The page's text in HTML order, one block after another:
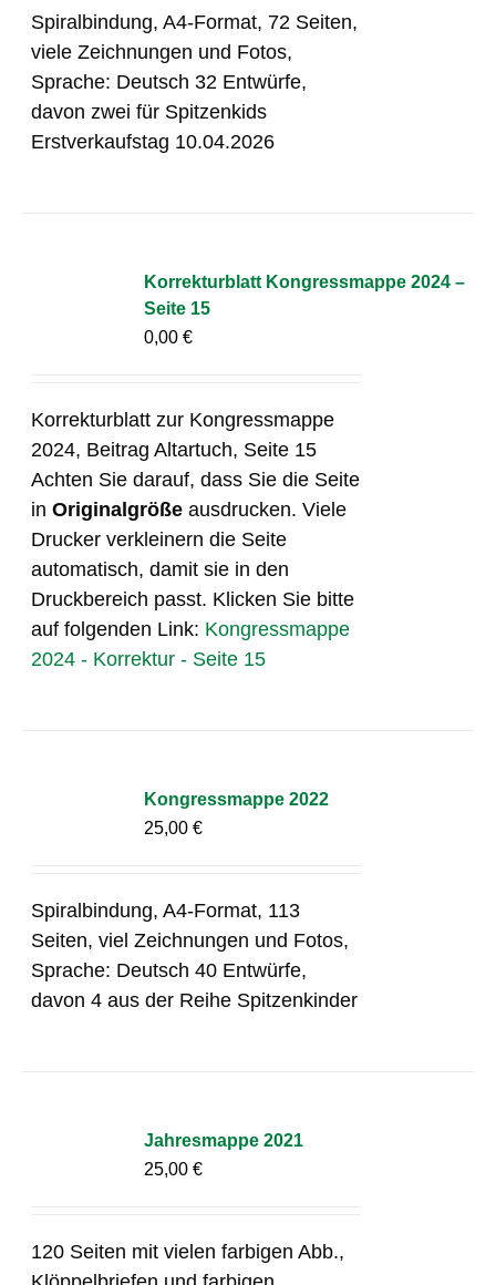
Spiralbindung, A4-Format, 72 Seiten,
viele Zeichnungen und Fotos,
Sprache: Deutsch 32 Entwürfe,
davon zwei für Spitzenkids
Erstverkaufstag 10.04.2026
Korrekturblatt Kongressmappe 2024 –
Seite 15
0,00€
Korrekturblatt zur Kongressmappe
2024, Beitrag Altartuch, Seite 15
Achten Sie darauf, dass Sie die Seite
inOriginalgröße ausdrucken. Viele
Drucker verkleinern die Seite
automatisch, damit sie in den
Druckbereich passt. Klicken Sie bitte
auf folgenden Link: Kongressmappe
2024 - Korrektur - Seite 15
Kongressmappe 2022
25,00€
Spiralbindung, A4-Format, 113
Seiten, viel Zeichnungen und Fotos,
Sprache: Deutsch 40 Entwürfe,
davon 4 aus der Reihe Spitzenkinder
Jahresmappe 2021
25,00€
120 Seiten mit vielen farbigen Abb.,